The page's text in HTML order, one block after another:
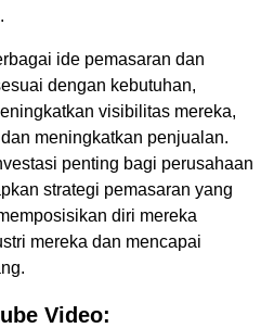
ide pemasaran dan
dengan kebutuhan,
visibilitas mereka,
meningkatkan penjualan.
penting bagi perusahaan
strategi pemasaran yang
diri mereka
mereka dan mencapai
Video: